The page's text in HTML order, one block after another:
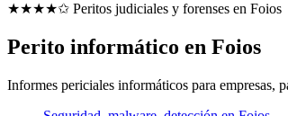
★★★★✩ Peritos judiciales y forenses en Foios
Perito informático en Foios
Informes periciales informáticos para empresas,